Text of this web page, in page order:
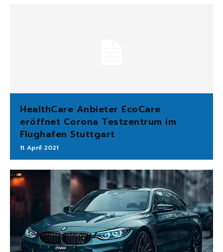
HealthCare Anbieter EcoCare
eröffnet Corona Testzentrum im
Flughafen Stuttgart
11. April 2021